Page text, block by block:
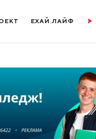
ЕХАЙ.ЛАЙФ